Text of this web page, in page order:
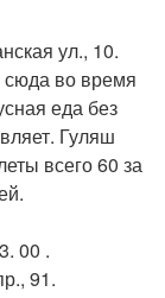
ул., 10.
сюда во время
еда без
Гуляш
всего 60 за
00 .
91.